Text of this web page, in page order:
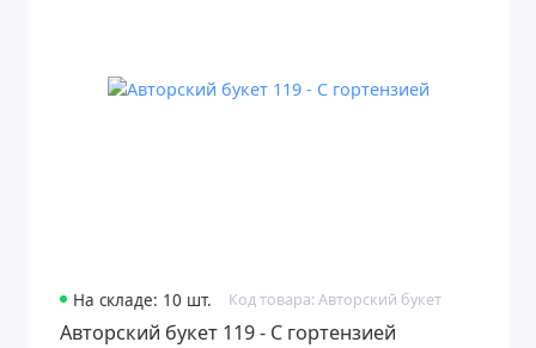
На складе: 10 шт. Код товара: Авторский букет
Авторский букет 119 - С гортензией